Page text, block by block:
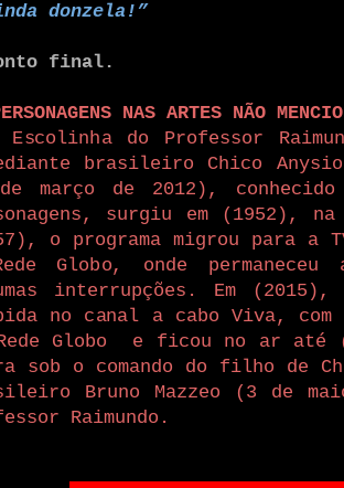
donzela!”
final.
NAS ARTES NÃO
do Professor
brasileiro Chico
março de 2012),
surgiu em (1952),
o programa migrou para a
Globo, onde
interrupções. Em
no canal a cabo Viva, com
Globo e ficou no ar até
sob o comando do filho de
Bruno Mazzeo (3 de
Raimundo.